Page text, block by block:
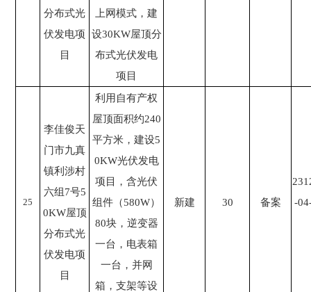
分布式光
伏发电项
目
上网模式，建
设30KW屋顶分
布式光伏发电
项目
25
李佳俊天
门市九真
镇利涉村
六组7号5
0KW屋顶
分布式光
伏发电项
目
利用自有产权
屋顶面积约240
平方米，建设5
0KW光伏发电
项目，含光伏
组件（580W）
80块，逆变器
一台，电表箱
一台，并网
箱，支架等设
新建 30 备案
-